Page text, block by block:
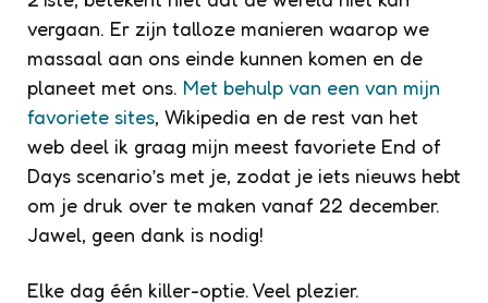
vergaan. Er zijn talloze manieren waarop we
massaal aan ons einde kunnen komen en de
planeet met ons. Met behulp van een van mijn
favoriete sites, Wikipedia en de rest van het
web deel ik graag mijn meest favoriete End of
Days scenario’s met je, zodat je iets nieuws hebt
om je druk over te maken vanaf 22 december.
Jawel, geen dank is nodig!
Elke dag één killer-optie. Veel plezier.